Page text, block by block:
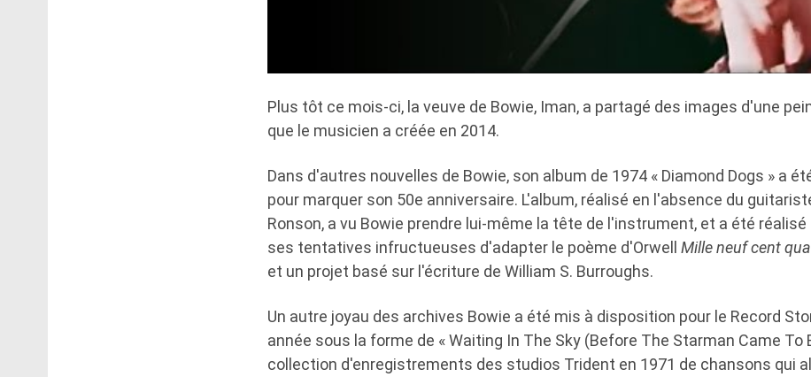
Plus tôt ce mois-ci, la veuve de Bowie, Iman, a partagé des images d'une
que le musicien a créée en 2014.
Dans d'autres nouvelles de Bowie, son album de 1974 « Diamond Dogs » a
pour marquer son 50e anniversaire. L'album, réalisé en l'absence du
Ronson, a vu Bowie prendre lui-même la tête de l'instrument, et a été réalisé
ses tentatives infructueuses d'adapter le poème d'Orwell Mille neuf cent
et un projet basé sur l'écriture de William S. Burroughs.
Un autre joyau des archives Bowie a été mis à disposition pour le Record
année sous la forme de « Waiting In The Sky (Before The Starman Came To
collection d'enregistrements des studios Trident en 1971 de chansons qui